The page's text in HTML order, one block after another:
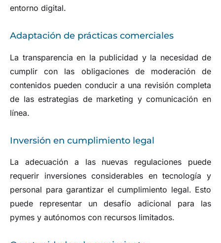
entorno digital.
Adaptación de prácticas comerciales
La transparencia en la publicidad y la necesidad de
cumplir con las obligaciones de moderación de
contenidos pueden conducir a una revisión completa
de las estrategias de marketing y comunicación en
línea.
Inversión en cumplimiento legal
La adecuación a las nuevas regulaciones puede
requerir inversiones considerables en tecnología y
personal para garantizar el cumplimiento legal. Esto
puede representar un desafío adicional para las
pymes y autónomos con recursos limitados.